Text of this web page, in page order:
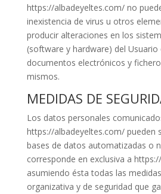
https://albadeyeltes.com/ no
inexistencia de virus u otros
producir alteraciones en los
(software y hardware) del Usuario
documentos electrónicos y
mismos.
MEDIDAS DE
Los datos personales
https://albadeyeltes.com/ pueden
bases de datos automatizadas o
corresponde en exclusiva a
asumiendo ésta todas las
organizativa y de seguridad que